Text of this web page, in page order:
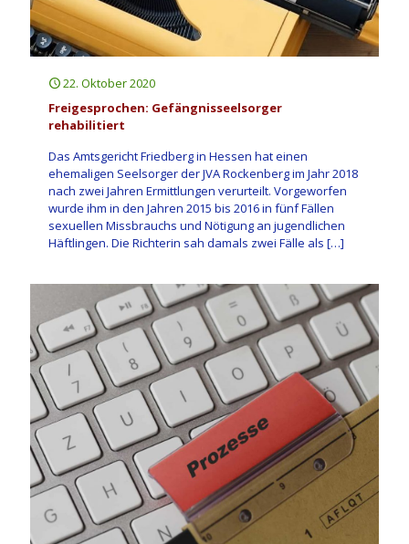
22. Oktober 2020
Freigesprochen: Gefängnisseelsorger
rehabilitiert
Das Amtsgericht Friedberg in Hessen hat einen
ehemaligen Seelsorger der JVA Rockenberg im Jahr 2018
nach zwei Jahren Ermittlungen verurteilt. Vorgeworfen
wurde ihm in den Jahren 2015 bis 2016 in fünf Fällen
sexuellen Missbrauchs und Nötigung an jugendlichen
Häftlingen. Die Richterin sah damals zwei Fälle als […]